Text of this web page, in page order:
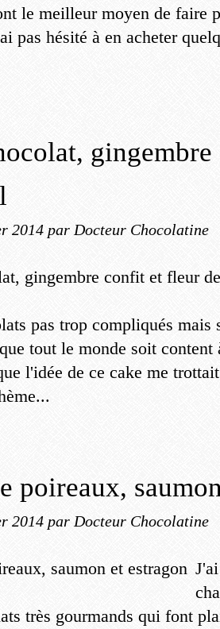
le meilleur moyen de faire
pas hésité à en acheter
2014 par Docteur Chocolatine
pas trop compliqués mais
tout le monde soit content
l'idée de ce cake me
poireaux,
2014 par Docteur Chocolatine
très gourmands qui font